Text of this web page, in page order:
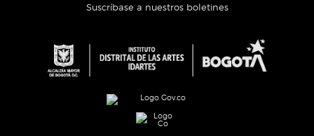
Suscríbase a nuestros boletines